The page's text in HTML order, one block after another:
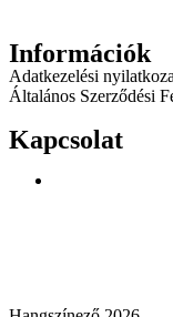
Információk
Adatkezelési
Általános Szerződési
Kapcsolat